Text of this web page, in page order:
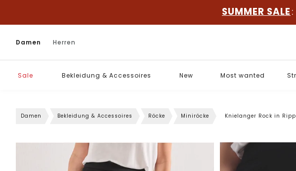
SUMMER SALE
Damen Herren
Sale Bekleidung & Accessoires New Most wanted
Damen Bekleidung & Accessoires Röcke Miniröcke Knielanger Rock in